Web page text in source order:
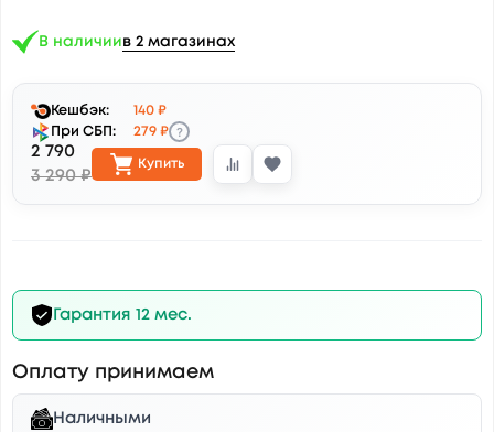
В наличиив 2 магазинах
Кешбэк:
140 ₽
При СБП:
279 ₽ ?
2 790
3 290 ₽
Купить
Гарантия 12 мес.
Оплату принимаем
Наличными